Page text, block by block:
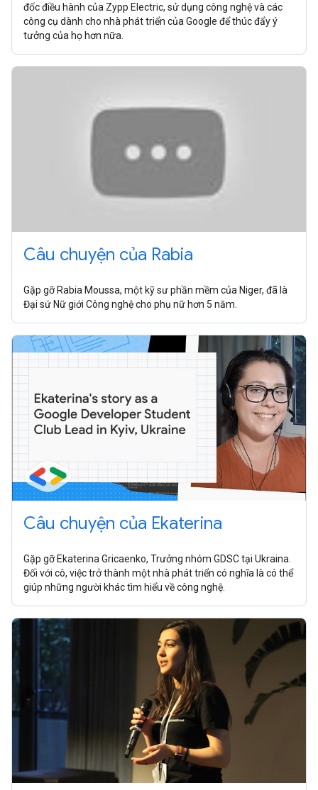
đốc điều hành của Zypp Electric, sử dụng công nghệ và các
công cụ dành cho nhà phát triển của Google để thúc đẩy ý
tưởng của họ hơn nữa.
Câu chuyện của Rabia
Gặp gỡ Rabia Moussa, một kỹ sư phần mềm của Niger, đã là
Đại sứ Nữ giới Công nghệ cho phụ nữ hơn 5 năm.
Câu chuyện của Ekaterina
Gặp gỡ Ekaterina Gricaenko, Trưởng nhóm GDSC tại Ukraina.
Đối với cô, việc trở thành một nhà phát triển có nghĩa là có thể
giúp những người khác tìm hiểu về công nghệ.